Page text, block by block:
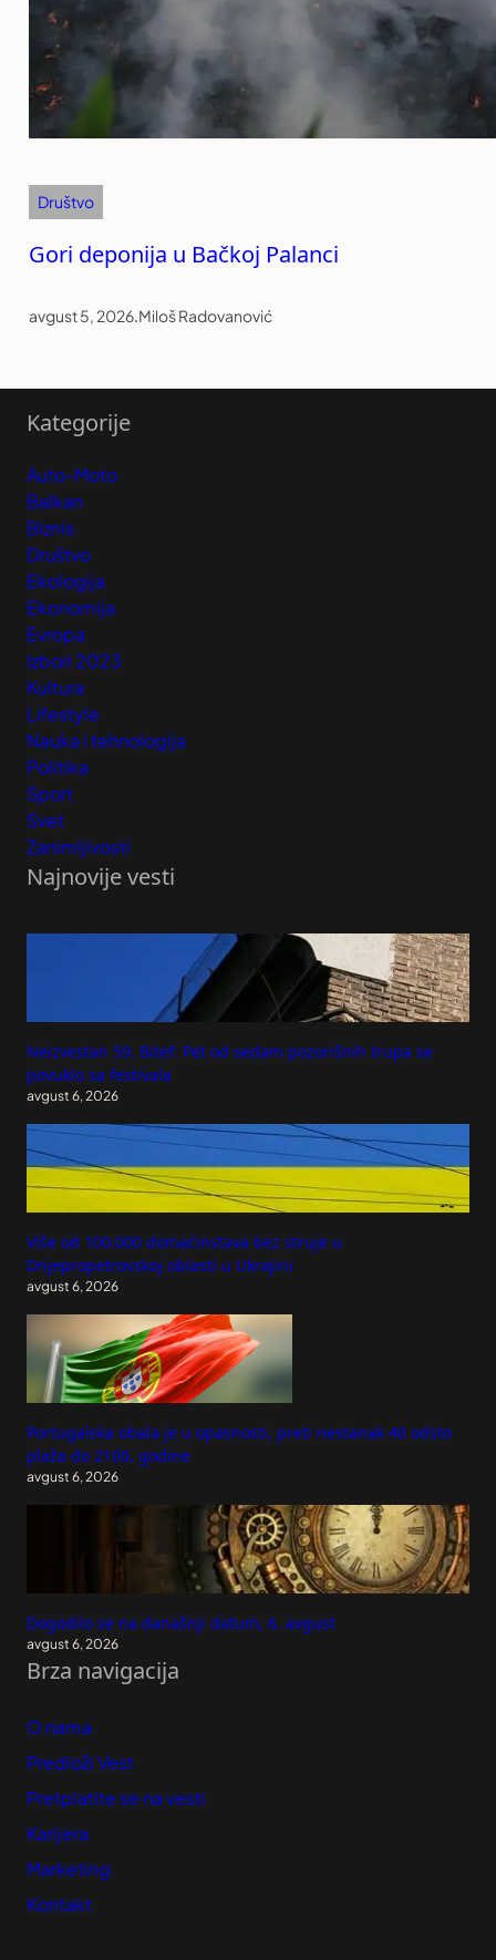
Društvo
Gori deponija u Bačkoj Palanci
avgust 5, 2026.Miloš Radovanović
Kategorije
Auto-Moto
Balkan
Biznis
Društvo
Ekologija
Ekonomija
Evropa
Izbori 2023
Kultura
Lifestyle
Nauka i tehnologija
Politika
Sport
Svet
Zanimljivosti
Najnovije vesti
Neizvestan 59. Bitef: Pet od sedam pozorišnih trupa se
povuklo sa festivala
avgust 6, 2026
Više od 100.000 domaćinstava bez struje u
Dnjepropetrovskoj oblasti u Ukrajini
avgust 6, 2026
Portugalska obala je u opasnosti, preti nestanak 40 odsto
plaža do 2100. godine
avgust 6, 2026
Dogodilo se na današnji datum, 6. avgust
avgust 6, 2026
Brza navigacija
O nama
Predloži Vest
Pretplatite se na vesti
Karijera
Marketing
Kontakt